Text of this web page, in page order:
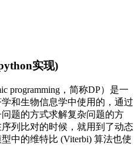
实现)
programming，简称DP）是一
和生物信息学中使用的，通过
题的方式求解复杂问题的方
列比对的时候，就用到了动态
中的维特比 (Viterbi) 算法也使